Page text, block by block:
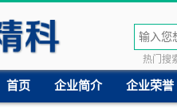
热门搜
首页 企业简介 企业荣誉